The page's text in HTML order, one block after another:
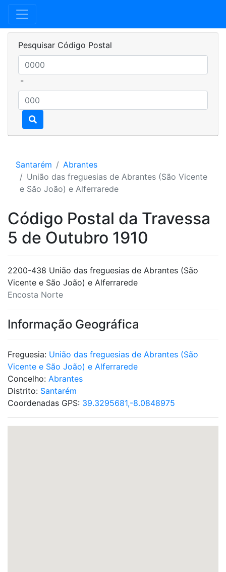
Pesquisar Código Postal
-
Santarém
Abrantes
União das freguesias de Abrantes (São Vicente
e São João) e Alferrarede
Código Postal da Travessa
5 de Outubro 1910
2200-438 União das freguesias de Abrantes (São
Vicente e São João) e Alferrarede
Encosta Norte
Informação Geográfica
Freguesia: União das freguesias de Abrantes (São
Vicente e São João) e Alferrarede
Concelho: Abrantes
Distrito: Santarém
Coordenadas GPS: 39.3295681,-8.0848975